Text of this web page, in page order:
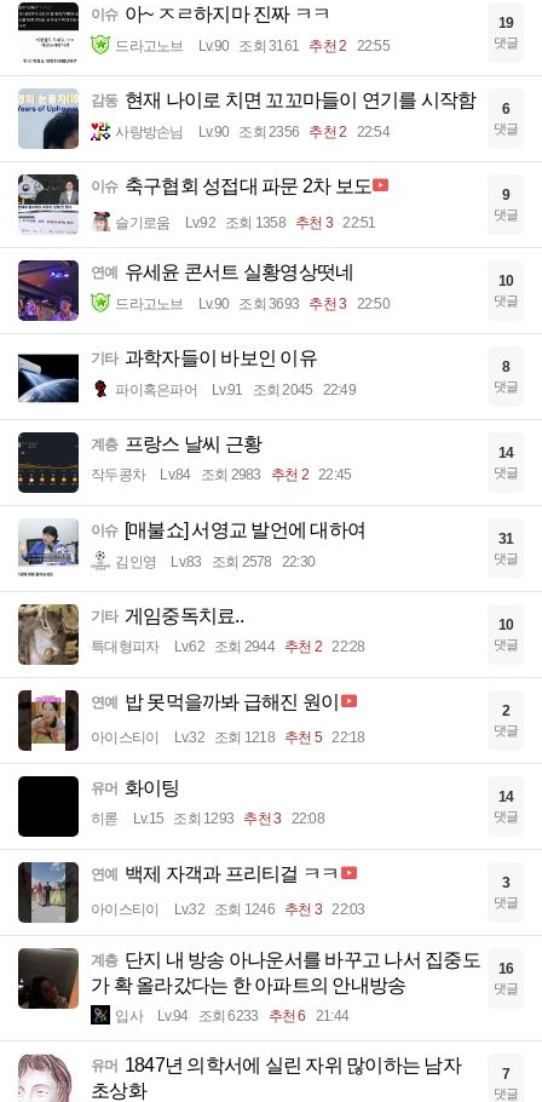
이슈 아~ ㅈㄹ하지마 진짜 ㅋㅋ
드라고노브 Lv.90 조회 3161 추천 2 22:55
19
댓글
감동 현재 나이로 치면 꼬꼬마들이 연기를 시작함
사랑방손님 Lv.90 조회 2356 추천 2 22:54
6
댓글
이슈 축구협회 성접대 파문 2차 보도
슬기로움 Lv.92 조회 1358 추천 3 22:51
9
댓글
연예 유세윤 콘서트 실황영상떳네
드라고노브 Lv.90 조회 3693 추천 3 22:50
10
댓글
기타 과학자들이 바보인 이유
파이혹은파어 Lv.91 조회 2045 22:49
8
댓글
계층 프랑스 날씨 근황
작두콩차 Lv.84 조회 2983 추천 2 22:45
14
댓글
이슈 [매불쇼] 서영교 발언에 대하여
김인영 Lv.83 조회 2578 22:30
31
댓글
기타 게임중독치료..
특대형피자 Lv.62 조회 2944 추천 2 22:28
10
댓글
연예 밥 못먹을까봐 급해진 원이
아이스티이 Lv.32 조회 1218 추천 5 22:18
2
댓글
유머 화이팅
히롣 Lv.15 조회 1293 추천 3 22:08
14
댓글
연예 백제 자객과 프리티걸 ㅋㅋ
아이스티이 Lv.32 조회 1246 추천 3 22:03
3
댓글
계층 단지 내 방송 아나운서를 바꾸고 나서 집중도
가 확 올라갔다는 한 아파트의 안내방송
입사 Lv.94 조회 6233 추천 6 21:44
16
댓글
유머 1847년 의학서에 실린 자위 많이하는 남자
초상화
7
댓글